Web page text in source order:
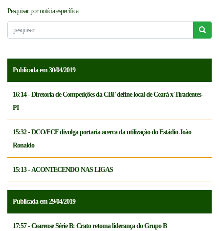
NOTICÍAS
CREDENCIAMENTO
Pesquisar por notícia específica:
Publicada em 30/04/2019
16:14 - Diretoria de Competições da CBF define local de Ceará x Tiradentes-
PI
15:32 - DCO/FCF divulga portaria acerca da utilização do Estádio João
Ronaldo
15:13 - ACONTECENDO NAS LIGAS
Publicada em 29/04/2019
17:57 - Cearense Série B: Crato retoma liderança do Grupo B